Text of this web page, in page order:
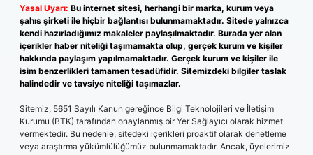
Yasal Uyarı: Bu internet sitesi, herhangi bir marka, kurum veya
şahıs şirketi ile hiçbir bağlantısı bulunmamaktadır. Sitede yalnızca
kendi hazırladığımız makaleler paylaşılmaktadır. Burada yer alan
içerikler haber niteliği taşımamakta olup, gerçek kurum ve kişiler
hakkında paylaşım yapılmamaktadır. Gerçek kurum ve kişiler ile
isim benzerlikleri tamamen tesadüfidir. Sitemizdeki bilgiler taslak
halindedir ve tavsiye niteliği taşımazlar.
Sitemiz, 5651 Sayılı Kanun gereğince Bilgi Teknolojileri ve İletişim
Kurumu (BTK) tarafından onaylanmış bir Yer Sağlayıcı olarak hizmet
vermektedir. Bu nedenle, sitedeki içerikleri proaktif olarak denetleme
veya araştırma yükümlülüğümüz bulunmamaktadır. Ancak, üyelerimiz